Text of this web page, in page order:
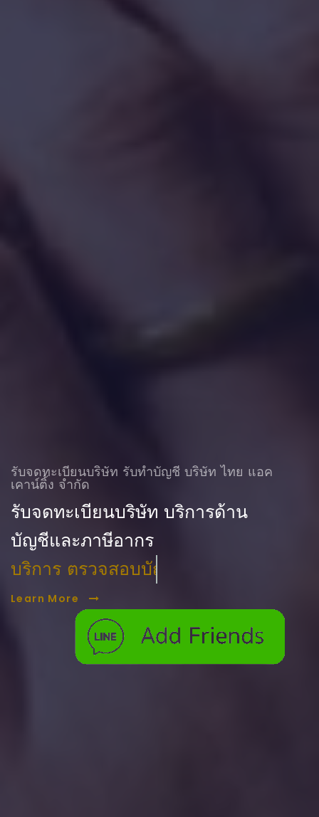
รับจดทะเบียนบริษัท รับทําบัญชี บริษัท ไทย แอค
เคาน์ติ้ง จำกัด
รับจดทะเบียนบริษัท บริการด้าน
บัญชีและภาษีอากร
บริการ ตรวจสอบบัญชี
Learn More